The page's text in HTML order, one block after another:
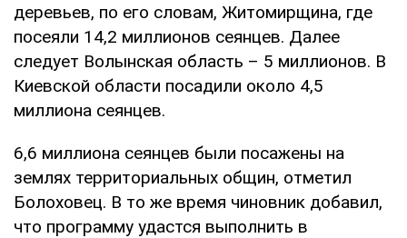
деревьев, по его словам, Житомирщина, где
посеяли 14,2 миллионов сеянцев. Далее
следует Волынская область – 5 миллионов. В
Киевской области посадили около 4,5
миллиона сеянцев.
6,6 миллиона сеянцев были посажены на
землях территориальных общин, отметил
Болоховец. В то же время чиновник добавил,
что программу удастся выполнить в